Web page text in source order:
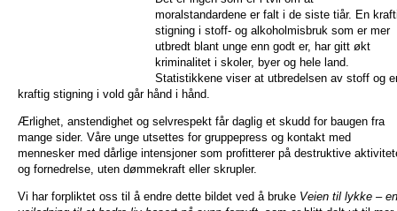
moralstandardene er falt i de siste tiår. En
stigning i stoff- og alkoholmisbruk som er mer
utbredt blant unge enn godt er, har gitt økt
kriminalitet i skoler, byer og hele land.
Statistikkene viser at utbredelsen av stoff og
kraftig stigning i vold går hånd i hånd.
Ærlighet, anstendighet og selvrespekt får daglig et skudd for baugen fra
mange sider. Våre unge utsettes for gruppepress og kontakt med
mennesker med dårlige intensjoner som profitterer på destruktive
og fornedrelse, uten dømmekraft eller skrupler.
Vi har forpliktet oss til å endre dette bildet ved å bruke Veien til lykke – en